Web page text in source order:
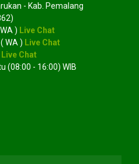
- Kab. Pemalang
) Live Chat
( WA ) Live Chat
Live Chat
(08:00 - 16:00) WIB